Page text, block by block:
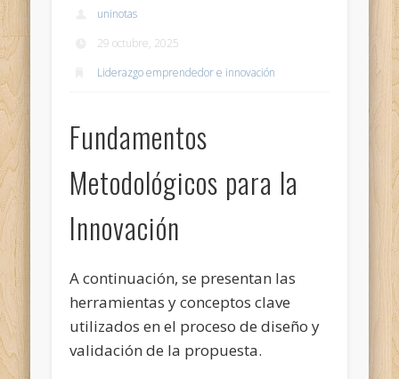
uninotas
29 octubre, 2025
Liderazgo emprendedor e innovación
Fundamentos
Metodológicos para la
Innovación
A continuación, se presentan las
herramientas y conceptos clave
utilizados en el proceso de diseño y
validación de la propuesta.